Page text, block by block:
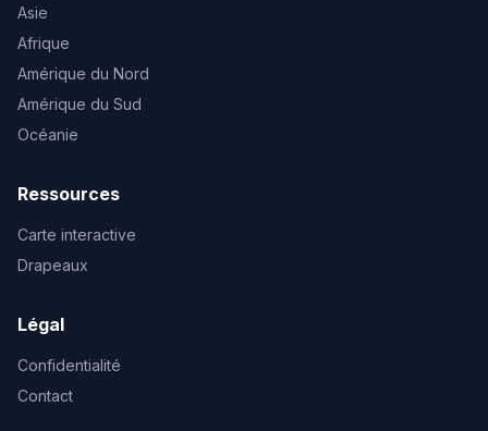
Asie
Afrique
Amérique du Nord
Amérique du Sud
Océanie
Ressources
Carte interactive
Drapeaux
Légal
Confidentialité
Contact